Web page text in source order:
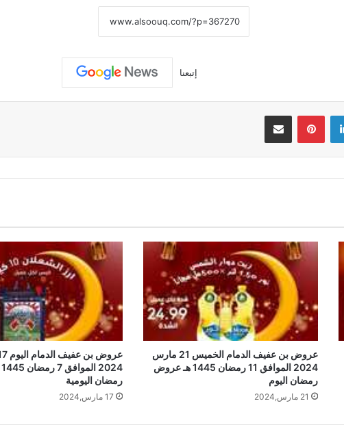
إتبعنا
لينكدإن بينتيريستمشاركة عبر البريد
عروض بن عفيف الدمام الخميس 21 مارس
2024 الموافق 11 رمضان 1445 هـ عروض
رمضان اليوم
21 مارس,2024
رمضان اليومية
17 مارس,2024